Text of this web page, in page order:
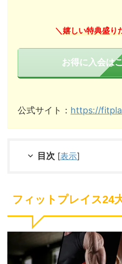
＼ 嬉しい特典盛り
お得に入会は
公式サイト： https://
目次 [表示]
フィットプレイス24